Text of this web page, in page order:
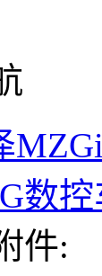
数控
件: